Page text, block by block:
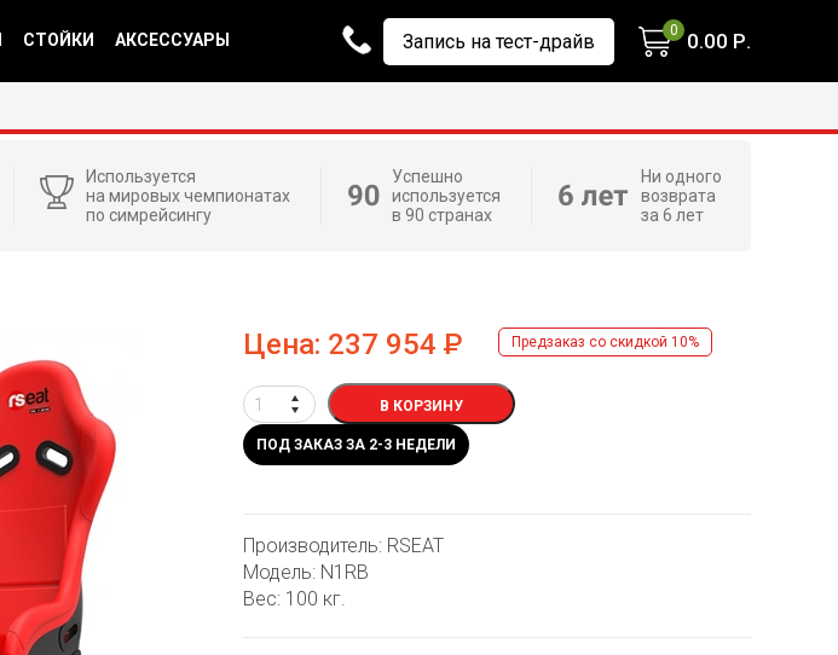
СТОЙКИ АКСЕССУАРЫ Запись на тест-драйв 0 0.00 Р.
Используется
на мировых чемпионатах
по симрейсингу
Успешно
используется
в 90 странах
Ни одного
возврата
за 6 лет
Цена: 237 954 Р Предзаказ со скидкой 10%
В КОРЗИНУ
ПОД ЗАКАЗ ЗА 2-3 НЕДЕЛИ
Производитель: RSEAT
Модель: N1RB
Вес: 100 кг.